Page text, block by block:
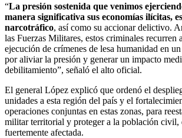
“La presión sostenida que venimos
manera significativa sus economías ilícitas,
narcotráfico, así como su accionar delictivo.
las Fuerzas Militares, estos criminales recurren
ejecución de crímenes de lesa humanidad en
por aliviar la presión y generar un impacto
debilitamiento”, señaló el alto oficial.
El general López explicó que ordenó el
unidades a esta región del país y el
operaciones conjuntas en estas zonas, para
militar territorial y proteger a la población civil,
fuertemente afectada.